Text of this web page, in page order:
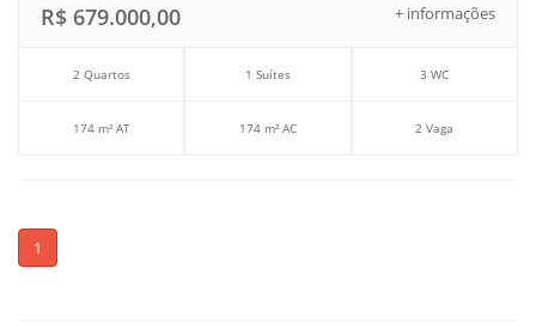
+ informações
R$ 679.000,00
2 Quartos 1 Suítes 3 WC
174 m² AT 174 m² AC 2 Vaga
1